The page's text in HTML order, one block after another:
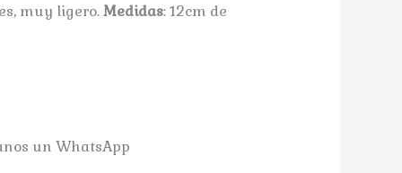
muy ligero.Medidas: 12cm de
un WhatsApp